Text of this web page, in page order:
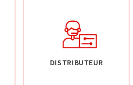
DISTRIBUTEUR